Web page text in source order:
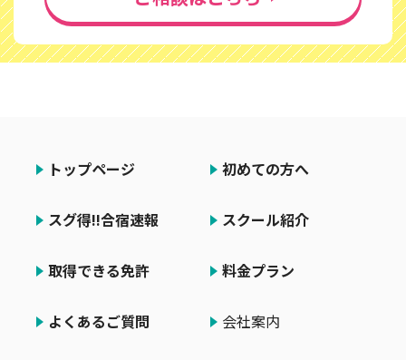
トップページ 初めての方へ
スグ得!!合宿速報 スクール紹介
取得できる免許 料金プラン
よくあるご質問 会社案内